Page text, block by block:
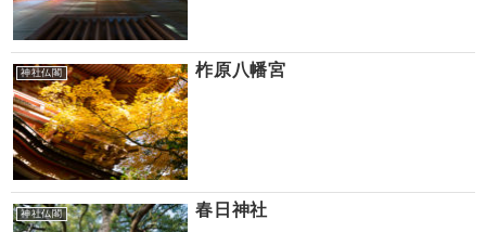
神社仏閣 柞原八幡宮
神社仏閣 春日神社